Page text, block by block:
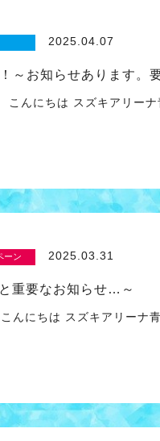
2025.04.07
～お知らせあります。
にちは スズキアリ
ーン 2025.03.31
重要なお知らせ…～
にちは スズキアリー